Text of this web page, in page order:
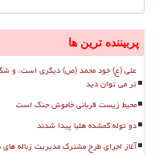
پربیننده ترین ها
علی (ع) خود محمد (ص) دیگری است، و
تر می توان دید
محیط زیست قربانی خاموش جنگ است
دو توله گمشده هلیا پیدا شدند
آغاز اجرای طرح مشترک مدیریت زباله